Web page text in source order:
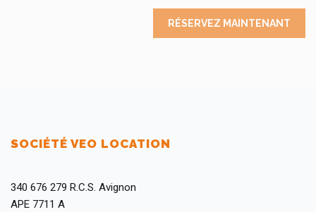
RÉSERVEZ MAINTENANT
SOCIÉTÉ VEO LOCATION
340 676 279 R.C.S. Avignon
APE 7711 A